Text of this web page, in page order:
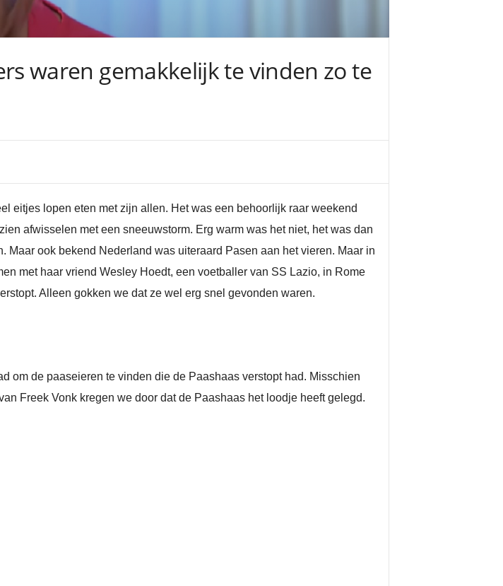
waren gemakkelijk te vinden zo te
eitjes lopen eten met zijn allen. Het was een behoorlijk raar weekend
afwisselen met een sneeuwstorm. Erg warm was het niet, het was dan
ook bekend Nederland was uiteraard Pasen aan het vieren. Maar in
met haar vriend Wesley Hoedt, een voetballer van SS Lazio, in Rome
Alleen gokken we dat ze wel erg snel gevonden waren.
om de paaseieren te vinden die de Paashaas verstopt had. Misschien
Freek Vonk kregen we door dat de Paashaas het loodje heeft gelegd.